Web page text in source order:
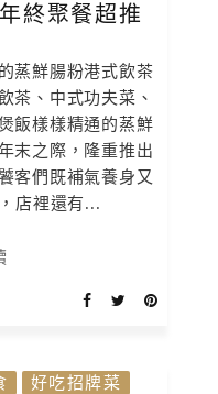
終聚餐超推
蒸鮮腸粉港式飲茶
茶、中式功夫菜、
飯樣樣精通的蒸鮮
末之際，隆重推出
客們既補氣養身又
店裡還有...
好吃招牌菜